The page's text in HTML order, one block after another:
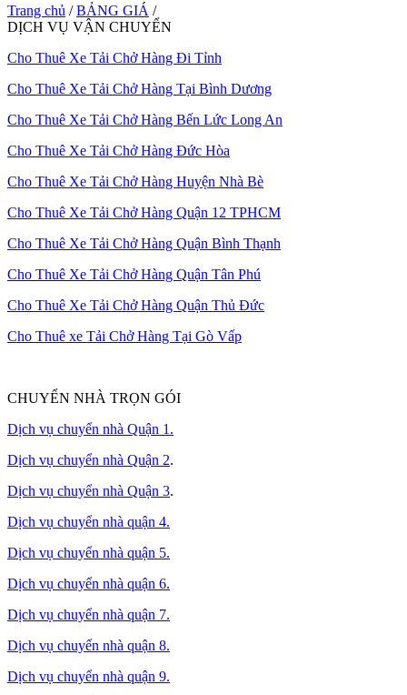
Trang chủ / BẢNG GIÁ /
DỊCH VỤ VẬN CHUYỂN
Cho Thuê Xe Tải Chở Hàng Đi Tỉnh
Cho Thuê Xe Tải Chở Hàng Tại Bình Dương
Cho Thuê Xe Tải Chở Hàng Bến Lức Long An
Cho Thuê Xe Tải Chở Hàng Đức Hòa
Cho Thuê Xe Tải Chở Hàng Huyện Nhà Bè
Cho Thuê Xe Tải Chở Hàng Quận 12 TPHCM
Cho Thuê Xe Tải Chở Hàng Quận Bình Thạnh
Cho Thuê Xe Tải Chở Hàng Quận Tân Phú
Cho Thuê Xe Tải Chở Hàng Quận Thủ Đức
Cho Thuê xe Tải Chở Hàng Tại Gò Vấp
CHUYỂN NHÀ TRỌN GÓI
Dịch vụ chuyển nhà Quận 1.
Dịch vụ chuyển nhà Quận 2.
Dịch vụ chuyển nhà Quận 3.
Dịch vụ chuyển nhà quận 4.
Dịch vụ chuyển nhà quận 5.
Dịch vụ chuyển nhà quận 6.
Dịch vụ chuyển nhà quận 7.
Dịch vụ chuyển nhà quận 8.
Dịch vụ chuyển nhà quận 9.